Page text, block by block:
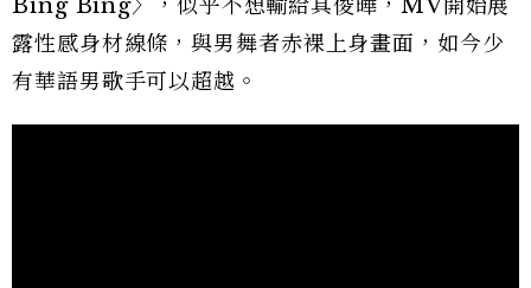
Bing Bing〉，似乎不想輸給具俊曄，MV開始展
露性感身材線條，與男舞者赤裸上身畫面，如今少
有華語男歌手可以超越。